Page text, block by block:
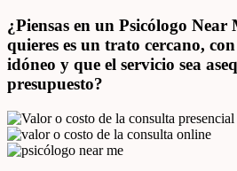
¿Piensas en un Psicólogo
quieres es un trato cercano,
idóneo y que el servicio sea
presupuesto?